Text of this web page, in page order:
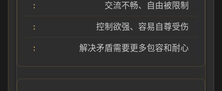
交流不畅、自由被限制
控制欲强、容易自尊受伤
解决矛盾需要更多包容和耐心